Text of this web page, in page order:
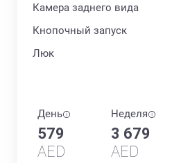
Камера заднего вида
Кнопочный запуск
Люк
День
579
AED
Неделя
3 679
AED